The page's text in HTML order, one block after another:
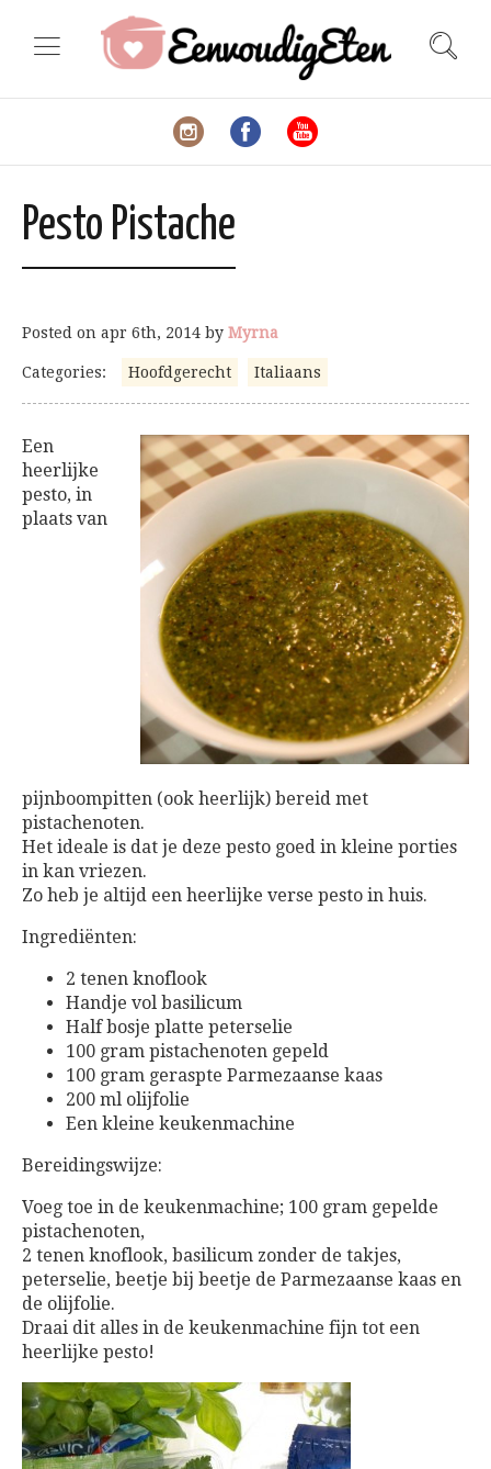
Pesto Pistache
Posted on apr 6th, 2014 by Myrna
Categories: Hoofdgerecht Italiaans
Een
heerlijke
pesto, in
plaats van
pijnboompitten (ook heerlijk) bereid met
pistachenoten.
Het ideale is dat je deze pesto goed in kleine porties
in kan vriezen.
Zo heb je altijd een heerlijke verse pesto in huis.
Ingrediënten:
2 tenen knoflook
Handje vol basilicum
Half bosje platte peterselie
100 gram pistachenoten gepeld
100 gram geraspte Parmezaanse kaas
200 ml olijfolie
Een kleine keukenmachine
Bereidingswijze:
Voeg toe in de keukenmachine; 100 gram gepelde
pistachenoten,
2 tenen knoflook, basilicum zonder de takjes,
peterselie, beetje bij beetje de Parmezaanse kaas en
de olijfolie.
Draai dit alles in de keukenmachine fijn tot een
heerlijke pesto!